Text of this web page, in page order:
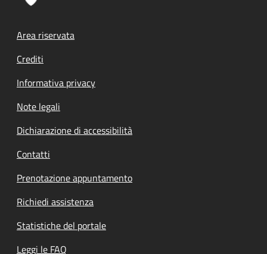
Footer menu
Area riservata
Crediti
Informativa privacy
Note legali
Dichiarazione di accessibilità
Contatti
Prenotazione appuntamento
Richiedi assistenza
Statistiche del portale
Leggi le FAQ